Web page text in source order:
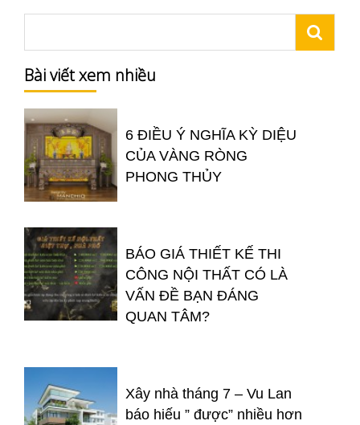
Bài viết xem nhiều
6 ĐIỀU Ý NGHĨA KỲ DIỆU
CỦA VÀNG RÒNG
PHONG THỦY
BÁO GIÁ THIẾT KẾ THI
CÔNG NỘI THẤT CÓ LÀ
VẤN ĐỀ BẠN ĐÁNG
QUAN TÂM?
Xây nhà tháng 7 – Vu Lan
báo hiếu ” được” nhiều hơn